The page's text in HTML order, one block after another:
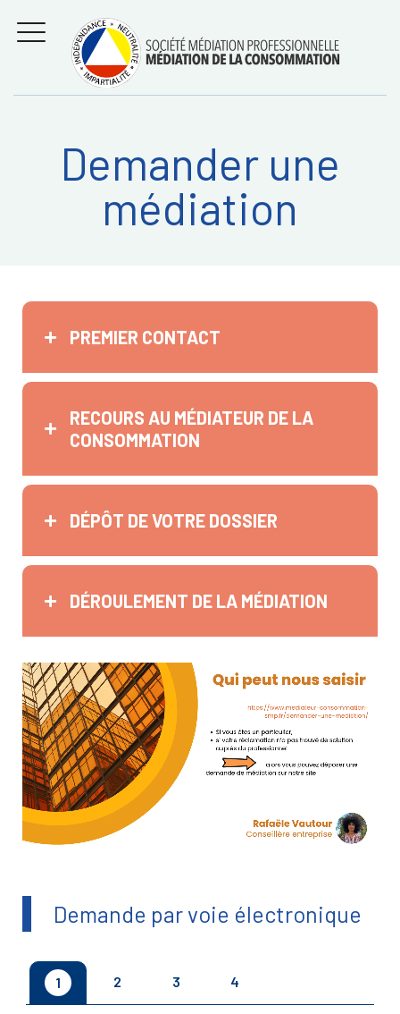
Régler les litiges
entre
consommateurs et
professionnels avec
la médiation de la
consommation
MENU
Recherche
Demander une
médiation
PREMIER CONTACT
RECOURS AU MÉDIATEUR DE LA
CONSOMMATION
DÉPÔT DE VOTRE DOSSIER
DÉROULEMENT DE LA MÉDIATION
Demande par voie électronique
1 2 3 4